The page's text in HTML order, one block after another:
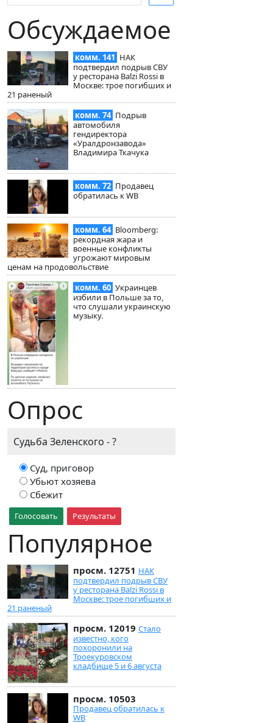
Обсуждаемое
комм. 141 НАК
подтвердил подрыв СВУ
у ресторана Balzi Rossi в
Москве: трое погибших и
21 раненый
комм. 74 Подрыв
автомобиля
гендиректора
«Уралдронзавода»
Владимира Ткачука
комм. 72 Продавец
обратилась к WB
комм. 64 Bloomberg:
рекордная жара и
военные конфликты
угрожают мировым
ценам на продовольствие
комм. 60 Украинцев
избили в Польше за то,
что слушали украинскую
музыку.
Опрос
Судьба Зеленского - ?
Суд, приговор
Убьют хозяева
Сбежит
Голосовать Результаты
Популярное
просм. 12751 НАК
подтвердил подрыв СВУ
у ресторана Balzi Rossi в
Москве: трое погибших и
21 раненый
просм. 12019 Стало
известно, кого
похоронили на
Троекуровском
кладбище 5 и 6 августа
просм. 10503
Продавец обратилась к
WB